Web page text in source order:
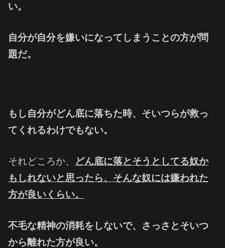
い。
自分が自分を嫌いになってしまうことの方が問
題だ。
もし自分がどん底に落ちた時、そいつらが救っ
てくれるわけでもない。
それどころか、
どん底に落とそうとしてる奴か
もしれないと思ったら、 そんな奴には嫌われた
方が良いくらい。
不毛な精神の消耗をしないで、さっさとそいつ
から離れた方が良い。